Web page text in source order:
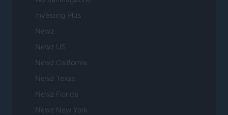
Investing Plus
Newz
Newz US
Newz California
Newz Texas
Newz Florida
Newz New York